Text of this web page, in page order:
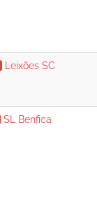
Leixões SC
SL Benfica